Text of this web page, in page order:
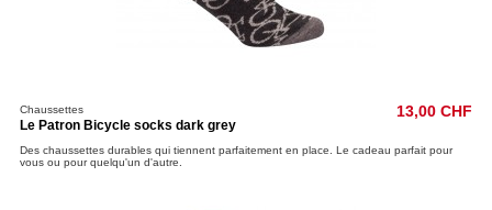
Chaussettes
Le Patron Bicycle socks dark grey
13,00 CHF
Des chaussettes durables qui tiennent parfaitement en place. Le cadeau parfait pour
vous ou pour quelqu'un d'autre.